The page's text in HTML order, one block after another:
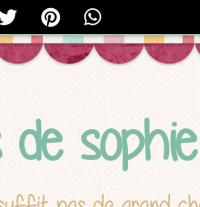
sophie